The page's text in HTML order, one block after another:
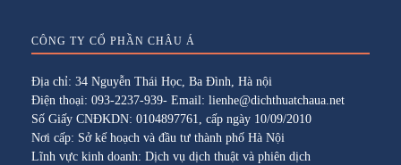
CÔNG TY CỔ PHẦN CHÂU Á
Địa chỉ: 34 Nguyễn Thái Học, Ba Đình, Hà nội
Điện thoại: 093-2237-939- Email: lienhe@dichthuatchaua.net
Số Giấy CNĐKDN: 0104897761, cấp ngày 10/09/2010
Nơi cấp: Sở kế hoạch và đầu tư thành phố Hà Nội
Lĩnh vực kinh doanh: Dịch vụ dịch thuật và phiên dịch